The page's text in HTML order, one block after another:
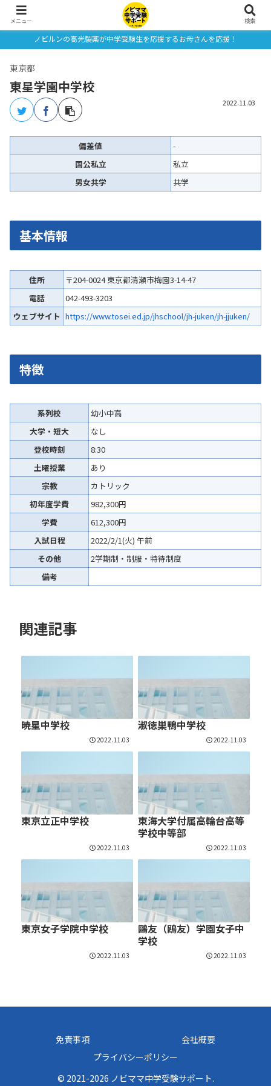
ノビルンの高光製薬が中学受験生を応援するお母さんを応援！
東京都
東星学園中学校
2022.11.03
偏差値
-
国公私立
私立
男女共学
共学
基本情報
住所
〒204-0024 東京都清瀬市梅園3-14-47
電話
042-493-3203
ウェブサイト https://www.tosei.ed.jp/jhschool/jh-juken/jh-jjuken/
特徴
系列校
幼小中高
大学・短大
なし
登校時刻
8:30
土曜授業
あり
宗教
カトリック
初年度学費
982,300円
学費
612,300円
入試日程
2022/2/1(火) 午前
その他
2学期制・制服・特待制度
備考
関連記事
暁星中学校
2022.11.03
淑徳巣鴨中学校
2022.11.03
東京立正中学校
2022.11.03
東海大学付属高輪台高等
学校中等部
2022.11.03
東京女子学院中学校
2022.11.03
鷗友（鴎友）学園女子中
学校
2022.11.03
免責事項
会社概要
プライバシーポリシー
© 2021-2026 ノビママ中学受験サポート.
メニュー 検索